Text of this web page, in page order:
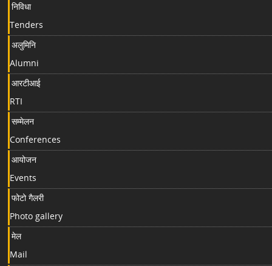
निविधा
Tenders
अलुमिनि
Alumni
आरटीआई
RTI
सम्मेलन
Conferences
आयोजन
Events
फोटो गैलरी
Photo gallery
मेल
Mail